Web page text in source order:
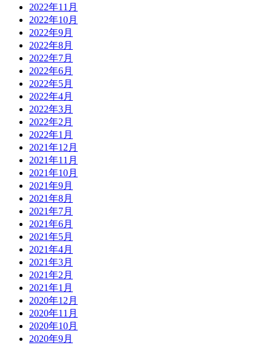
2022年11月
2022年10月
2022年9月
2022年8月
2022年7月
2022年6月
2022年5月
2022年4月
2022年3月
2022年2月
2022年1月
2021年12月
2021年11月
2021年10月
2021年9月
2021年8月
2021年7月
2021年6月
2021年5月
2021年4月
2021年3月
2021年2月
2021年1月
2020年12月
2020年11月
2020年10月
2020年9月